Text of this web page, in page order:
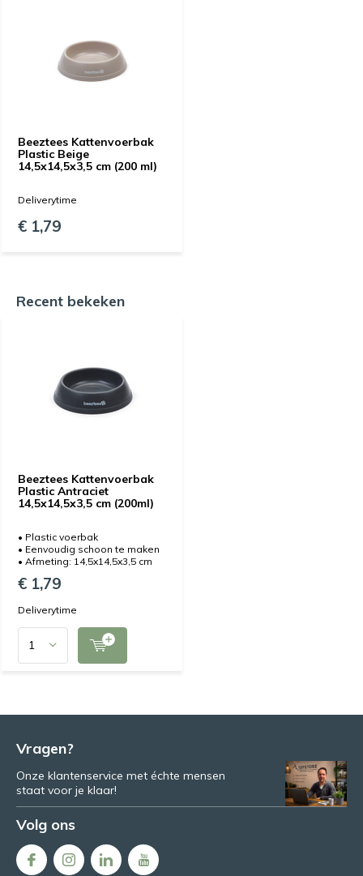
Beeztees Kattenvoerbak
Plastic Beige
14,5x14,5x3,5 cm (200 ml)
Deliverytime
€ 1,79
Recent bekeken
Beeztees Kattenvoerbak
Plastic Antraciet
14,5x14,5x3,5 cm (200ml)
• Plastic voerbak
• Eenvoudig schoon te maken
• Afmeting: 14,5x14,5x3,5 cm
€ 1,79
Deliverytime
Vragen?
Onze klantenservice met échte mensen
staat voor je klaar!
Volg ons